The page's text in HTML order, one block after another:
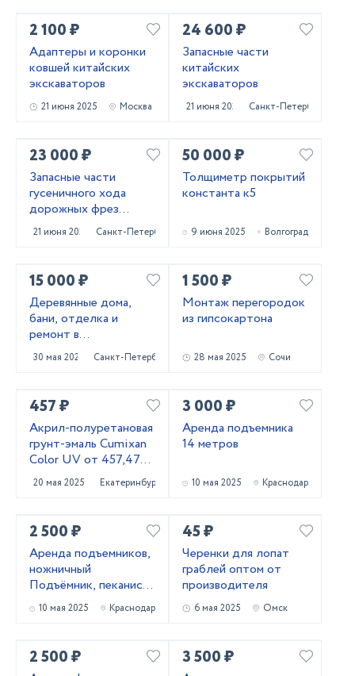
2 100 ₽
Адаптеры и коронки
ковшей китайских
экскаваторов
21 июня 2025 Москва
24 600 ₽
Запасные части
китайских
экскаваторов
21 июня 2025 Санкт-Петербург
23 000 ₽
Запасные части
гусеничного хода
дорожных фрез
Caterpillar PM620
21 июня 2025 Санкт-Петербург
50 000 ₽
Толщиметр покрытий
константа к5
9 июня 2025 Волгоград
15 000 ₽
Деревянные дома,
бани, отделка и
ремонт в
Приозерском и
Выборгском районах
30 мая 2025 Санкт-Петербург
1 500 ₽
Монтаж перегородок
из гипсокартона
28 мая 2025 Сочи
457 ₽
Акрил-полуретановая
грунт-эмаль Cumixan
Color UV от 457,47
рублей
20 мая 2025 Екатеринбург
3 000 ₽
Аренда подъемника
14 метров
10 мая 2025 Краснодар
2 500 ₽
Аренда подъемников,
ножничный
Подъёмник, пеканиска
в аренду
10 мая 2025 Краснодар
45 ₽
Черенки для лопат
граблей оптом от
производителя
6 мая 2025 Омск
2 500 ₽ 3 500 ₽